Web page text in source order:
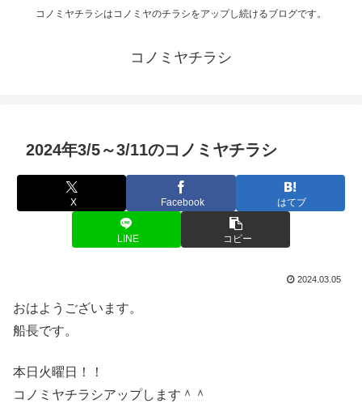
コノミヤチラシはコノミヤのチラシをアップし続けるブログです。
コノミヤチラシ
2024年3/5～3/11のコノミヤチラシ
X Facebook はてブ
LINE コピー
2024.03.05
おはようございます。
船長です。
本日火曜日！！
コノミヤチラシアップします＾＾